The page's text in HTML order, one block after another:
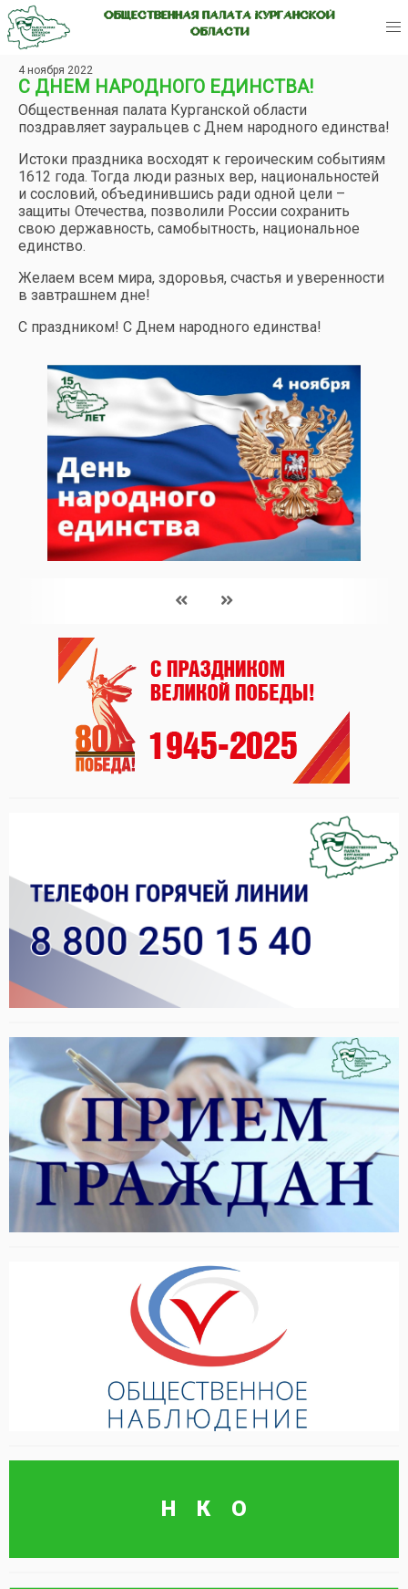
ОБЩЕСТВЕННАЯ ПАЛАТА КУРГАНСКОЙ
ОБЛАСТИ
4 ноября 2022
С ДНЕМ НАРОДНОГО ЕДИНСТВА!
Общественная палата Курганской области
поздравляет зауральцев с Днем народного единства!
Истоки праздника восходят к героическим событиям
1612 года. Тогда люди разных вер, национальностей
и сословий, объединившись ради одной цели –
защиты Отечества, позволили России сохранить
свою державность, самобытность, национальное
единство.
Желаем всем мира, здоровья, счастья и уверенности
в завтрашнем дне!
С праздником! С Днем народного единства!